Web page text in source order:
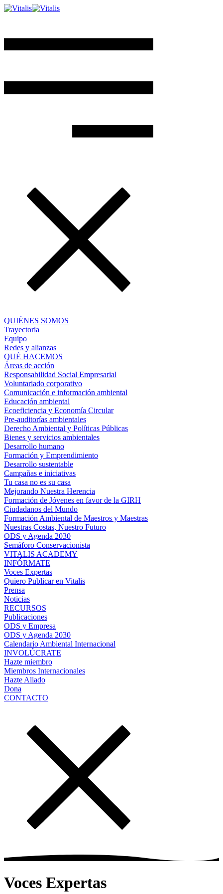
QUIÉNES SOMOS
Trayectoria
Equipo
Redes y alianzas
QUÉ HACEMOS
Áreas de acción
Responsabilidad Social Empresarial
Voluntariado corporativo
Comunicación e información ambiental
Educación ambiental
Ecoeficiencia y Economía Circular
Pre-auditorías ambientales
Derecho Ambiental y Políticas Públicas
Bienes y servicios ambientales
Desarrollo humano
Formación y Emprendimiento
Desarrollo sustentable
Campañas e iniciativas
Tu casa no es su casa
Mejorando Nuestra Herencia
Formación de Jóvenes en favor de la GIRH
Ciudadanos del Mundo
Formación Ambiental de Maestros y Maestras
Nuestras Costas, Nuestro Futuro
ODS y Agenda 2030
Semáforo Conservacionista
VITALIS ACADEMY
INFÓRMATE
Voces Expertas
Quiero Publicar en Vitalis
Prensa
Noticias
RECURSOS
Publicaciones
ODS y Empresa
ODS y Agenda 2030
Calendario Ambiental Internacional
INVOLÚCRATE
Hazte miembro
Miembros Internacionales
Hazte Aliado
Dona
CONTACTO
Voces Expertas